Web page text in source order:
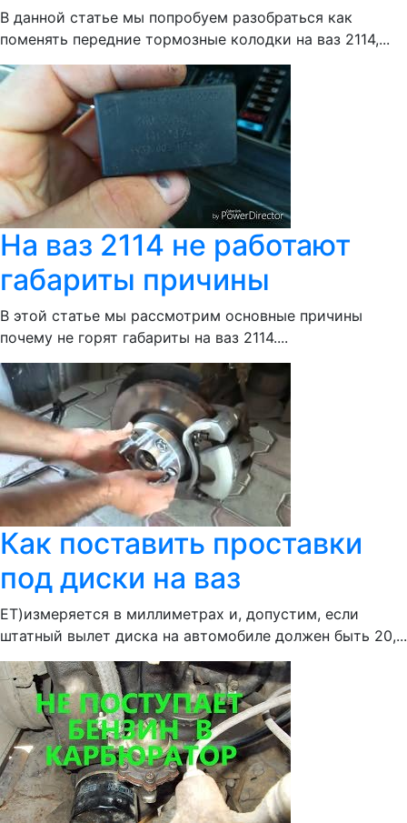
В данной статье мы попробуем разобраться как
поменять передние тормозные колодки на ваз 2114,...
На ваз 2114 не работают
габариты причины
В этой статье мы рассмотрим основные причины
почему не горят габариты на ваз 2114....
Как поставить проставки
под диски на ваз
ЕТ)измеряется в миллиметрах и, допустим, если
штатный вылет диска на автомобиле должен быть 20,...